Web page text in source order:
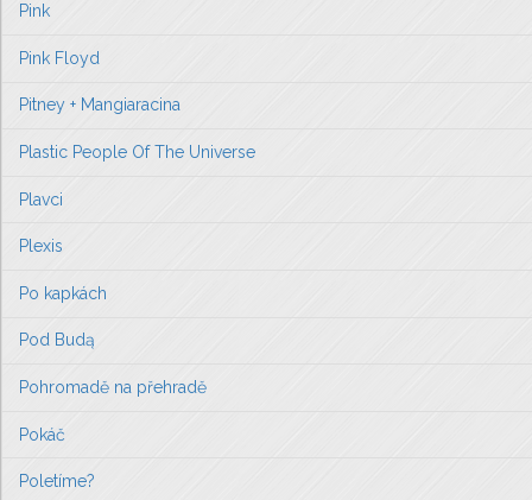
Pink
Pink Floyd
Pitney + Mangiaracina
Plastic People Of The Universe
Plavci
Plexis
Po kapkách
Pod Budą
Pohromadě na přehradě
Pokáč
Poletíme?